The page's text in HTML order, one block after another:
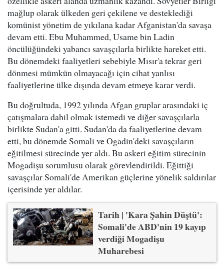
mağlup olarak ülkeden geri çekilene ve desteklediği
komünist yönetim de yıkılana kadar Afganistan'da savaşa
devam etti. Ebu Muhammed, Usame bin Ladin
öncülüğündeki yabancı savaşçılarla birlikte hareket etti.
Bu dönemdeki faaliyetleri sebebiyle Mısır'a tekrar geri
dönmesi mümkün olmayacağı için cihat yanlısı
faaliyetlerine ülke dışında devam etmeye karar verdi.
Bu doğrultuda, 1992 yılında Afgan gruplar arasındaki iç
çatışmalara dahil olmak istemedi ve diğer savaşçılarla
birlikte Sudan'a gitti. Sudan'da da faaliyetlerine devam
etti, bu dönemde Somali ve Ogadin'deki savaşçıların
eğitilmesi sürecinde yer aldı. Bu askeri eğitim sürecinin
Mogadişu sorumlusu olarak görevlendirildi. Eğittiği
savaşçılar Somali'de Amerikan güçlerine yönelik saldırılar
içerisinde yer aldılar.
Tarih | 'Kara Şahin Düştü':
Somali'de ABD'nin 19 kayıp
verdiği Mogadişu
Muharebesi